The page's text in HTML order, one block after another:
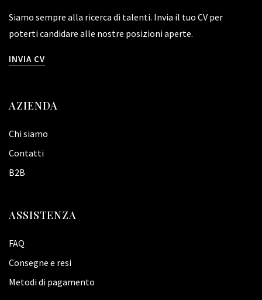
Siamo sempre alla ricerca di talenti. Invia il tuo CV per
poterti candidare alle nostre posizioni aperte.
INVIA CV
AZIENDA
Chi siamo
Contatti
B2B
ASSISTENZA
FAQ
Consegne e resi
Metodi di pagamento